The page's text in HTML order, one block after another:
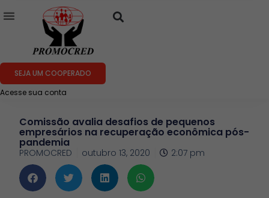
Acesse sua conta
SEJA UM COOPERADO
Comissão avalia desafios de pequenos
empresários na recuperação econômica pós-
pandemia
PROMOCRED outubro 13, 2020 2:07 pm